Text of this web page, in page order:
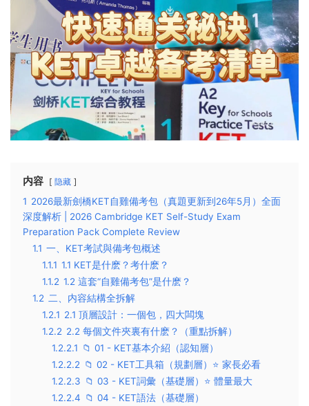
内容 隐藏
1 2026最新劍橋KET自雞備考包（真題更新到26年5月）全面
深度解析 | 2026 Cambridge KET Self-Study Exam
Preparation Pack Complete Review
1.1 一、KET考試與備考包概述
1.1.1 1.1 KET是什麽？考什麽？
1.1.2 1.2 這套“自雞備考包”是什麽？
1.2 二、内容結構全拆解
1.2.1 2.1 頂層設計：一個包，四大闆塊
1.2.2 2.2 每個文件夾裏有什麽？（重點拆解）
1.2.2.1 📁 01 - KET基本介紹（認知層）
1.2.2.2 📁 02 - KET工具箱（規劃層）⭐ 家長必看
1.2.2.3 📁 03 - KET詞彙（基礎層）⭐ 體量最大
1.2.2.4 📁 04 - KET語法（基礎層）